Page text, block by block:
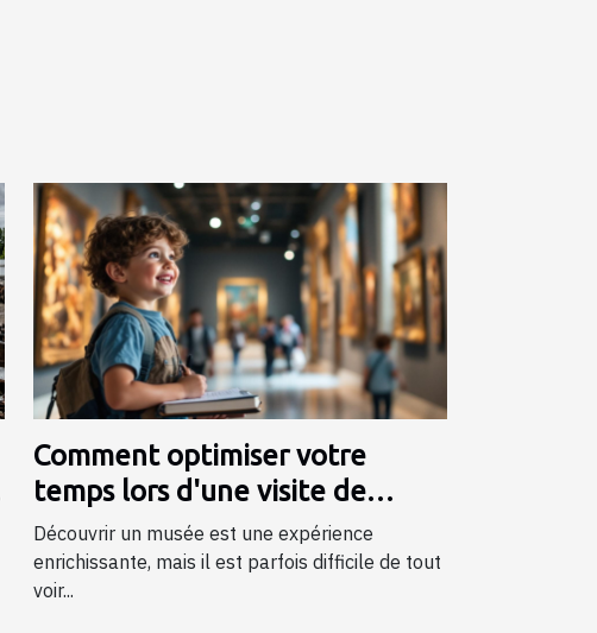
Comment optimiser votre
temps lors d'une visite de
musée ?
Découvrir un musée est une expérience
enrichissante, mais il est parfois difficile de tout
voir...